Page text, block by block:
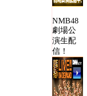
NMB48
劇場公
演生配
信！